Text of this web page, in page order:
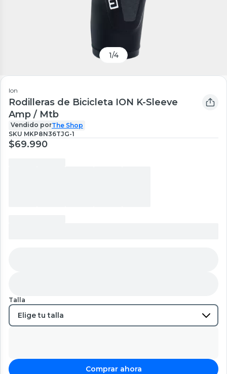
1/4
Ion
Rodilleras de Bicicleta ION K-Sleeve
Amp / Mtb
Vendido porThe Shop
SKU MKP8N36TJG-1
$69.990
Talla
Comprar ahora